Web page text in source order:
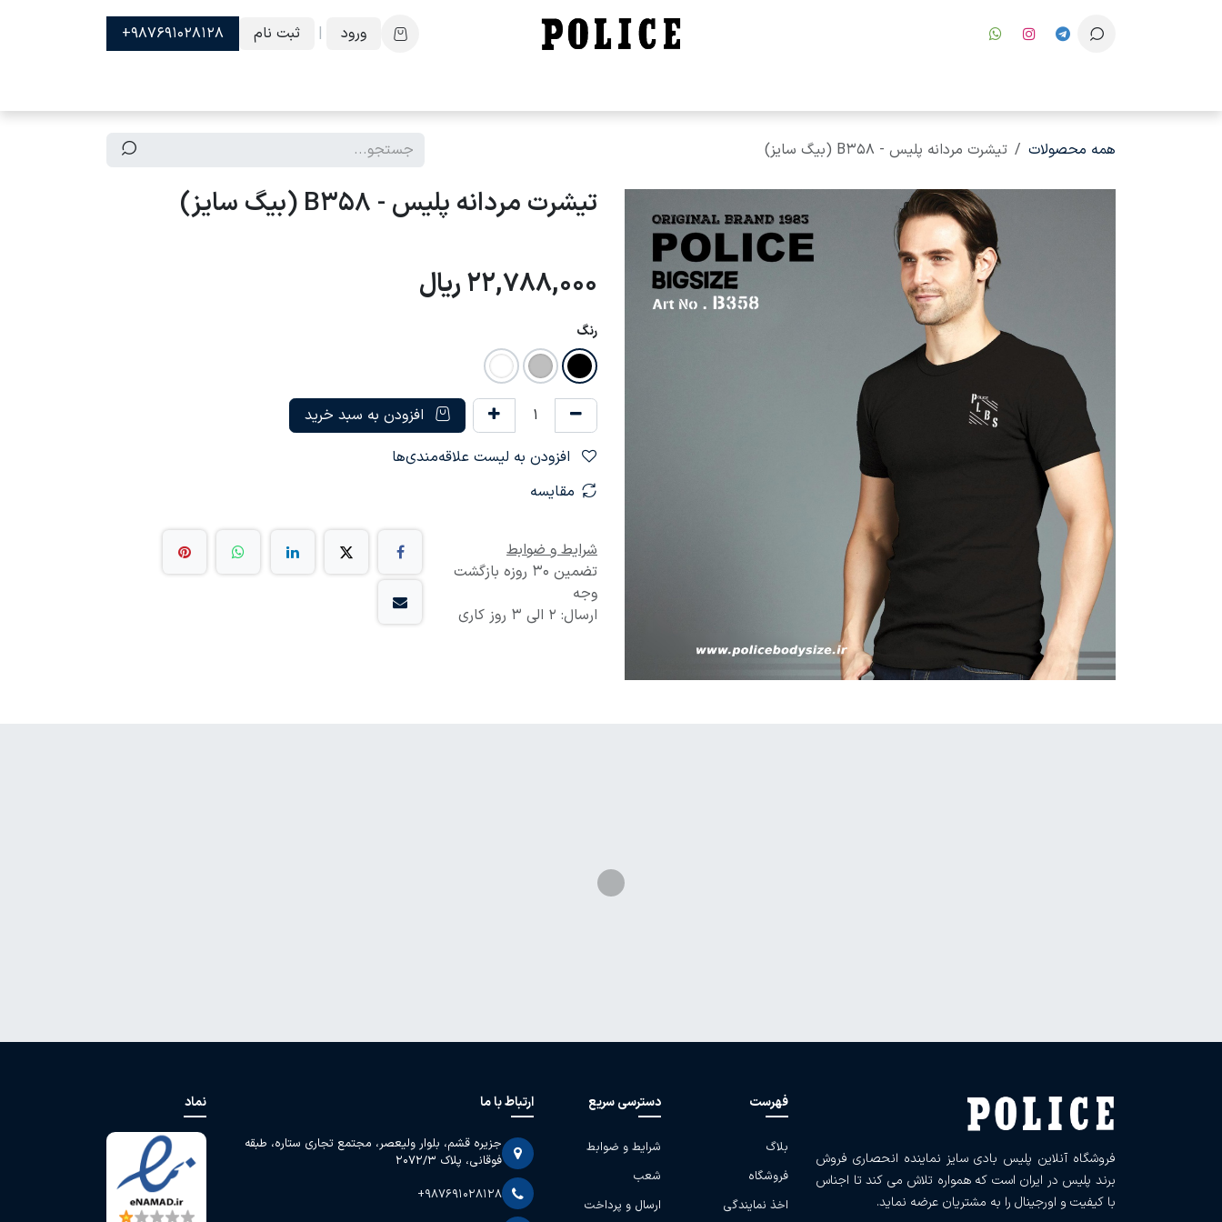
ورود
| ثبت نام 987691028128+
همه محصولات تیشرت مردانه پلیس - B358 (بیگ سایز)
تیشرت مردانه پلیس - B358 (بیگ سایز)
22,788,000ریال
رنگ
افزودن به سبد خرید
مقایسه
شرایط و ضوابط
تضمین 30 روزه بازگشت
وجه
ارسال: 2 الی 3 روز کاری
فروشگاه آنلاین پلیس بادی سایز نماینده انحصاری فروش
برند پلیس در ایران است که همواره تلاش می کند تا اجناس
با کیفیت و اورجینال را به مشتریان عرضه نماید.
فهرست
بلاگ
فروشگاه
اخذ نمایندگی
دسترسی سریع
شرایط و ضوابط
شعب
ارسال و پرداخت
ارتباط با ما
جزیره قشم، بلوار ولیعصر، مجتمع تجاری ستاره، طبقه
فوقانی، پلاک 2072/3
+987691028128
نماد